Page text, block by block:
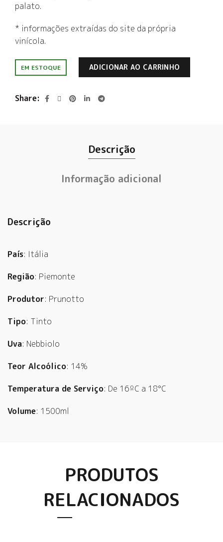
palato.
* informações extraídas do site da própria
vinícola.
EM ESTOQUE ADICIONAR AO CARRINHO
Share
Descrição
Informação adicional
Descrição
País: Itália
Região: Piemonte
Produtor: Prunotto
Tipo: Tinto
Uva: Nebbiolo
Teor Alcoólico: 14%
Temperatura de Serviço: De 16ºC a 18°C
Volume: 1500ml
PRODUTOS
RELACIONADOS